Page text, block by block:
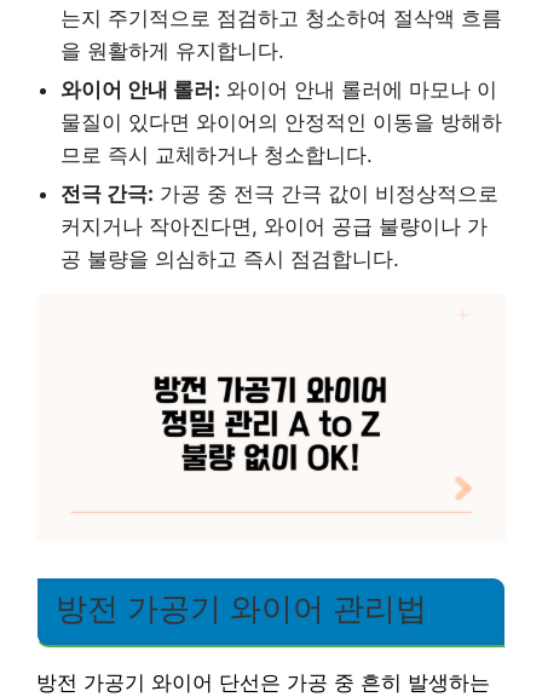
는지 주기적으로 점검하고 청소하여 절삭액 흐름
을 원활하게 유지합니다.
와이어 안내 롤러: 와이어 안내 롤러에 마모나 이
물질이 있다면 와이어의 안정적인 이동을 방해하
므로 즉시 교체하거나 청소합니다.
전극 간극: 가공 중 전극 간극 값이 비정상적으로
커지거나 작아진다면, 와이어 공급 불량이나 가
공 불량을 의심하고 즉시 점검합니다.
방전 가공기 와이어 관리법
방전 가공기 와이어 단선은 가공 중 흔히 발생하는